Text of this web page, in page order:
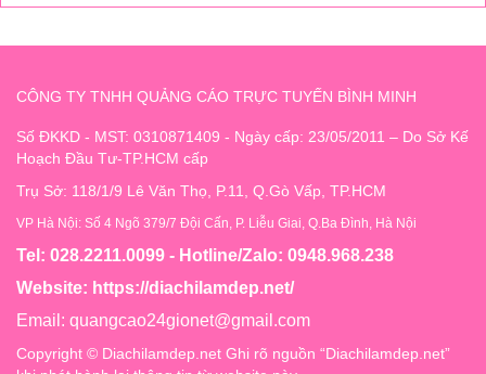
CÔNG TY TNHH QUẢNG CÁO TRỰC TUYẾN BÌNH MINH
Số ĐKKD - MST: 0310871409 - Ngày cấp: 23/05/2011 – Do Sở Kế
Hoạch Đầu Tư-TP.HCM cấp
Trụ Sở: 118/1/9 Lê Văn Thọ, P.11, Q.Gò Vấp, TP.HCM
VP Hà Nội: Số 4 Ngõ 379/7 Đội Cấn, P. Liễu Giai, Q.Ba Đình, Hà Nội
Tel: 028.2211.0099 - Hotline/Zalo: 0948.968.238
Website: https://diachilamdep.net/
Email: quangcao24gionet@gmail.com
Copyright © Diachilamdep.net Ghi rõ nguồn “Diachilamdep.net”